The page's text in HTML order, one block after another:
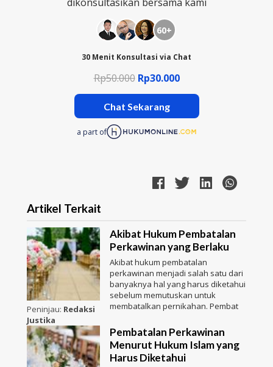
60+
30 Menit Konsultasi via Chat
Rp50.000 Rp30.000
Chat Sekarang
a part of
Artikel Terkait
Peninjau: Redaksi
Justika
Akibat Hukum Pembatalan
Perkawinan yang Berlaku
Akibat hukum pembatalan
perkawinan menjadi salah satu dari
banyaknya hal yang harus diketahui
sebelum memutuskan untuk
membatalkan pernikahan. Pembat
Pembatalan Perkawinan
Menurut Hukum Islam yang
Harus Diketahui